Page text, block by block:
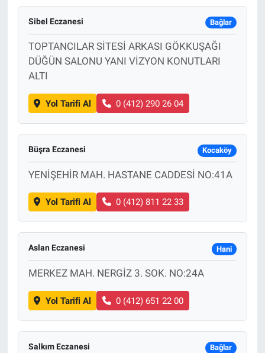
Sibel Eczanesi Bağlar
TOPTANCILAR SİTESİ ARKASI GÖKKUŞAĞI
DÜĞÜN SALONU YANI VİZYON KONUTLARI
ALTI
Yol Tarifi Al 0 (412) 290 26 04
Büşra Eczanesi Kocaköy
YENİŞEHİR MAH. HASTANE CADDESİ NO:41A
Yol Tarifi Al 0 (412) 811 22 33
Aslan Eczanesi Hani
MERKEZ MAH. NERGİZ 3. SOK. NO:24A
Yol Tarifi Al 0 (412) 651 22 00
Salkım Eczanesi Bağlar